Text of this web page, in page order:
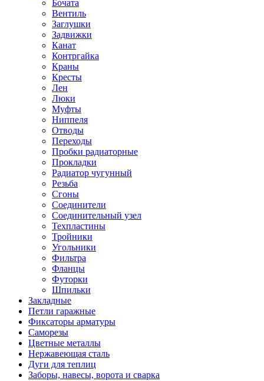
Бочата
Вентиль
Заглушки
Задвижки
Канат
Контргайка
Краны
Кресты
Лен
Люки
Муфты
Ниппеля
Отводы
Переходы
Пробки радиаторные
Прокладки
Радиатор чугунный
Резьба
Сгоны
Соединители
Соединительный узел
Техпластины
Тройники
Угольники
Фильтра
Фланцы
Футорки
Шпильки
Закладные
Петли гаражные
Фиксаторы арматуры
Саморезы
Цветные металлы
Нержавеющая сталь
Дуги для теплиц
Заборы, навесы, ворота и сварка